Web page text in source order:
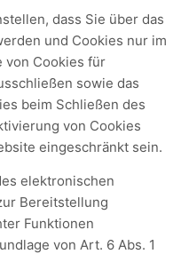
dass Sie über das
und Cookies nur im
von Cookies für
sowie das
beim Schließen des
von Cookies
eingeschränkt sein.
elektronischen
Bereitstellung
Funktionen
von Art. 6 Abs. 1